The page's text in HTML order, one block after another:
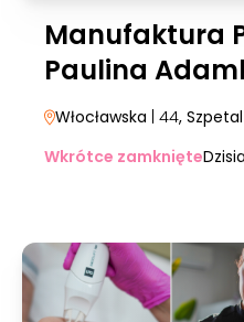
Manufaktura
Paulina
Włocławska | 44,
Wkrótce zamknięte